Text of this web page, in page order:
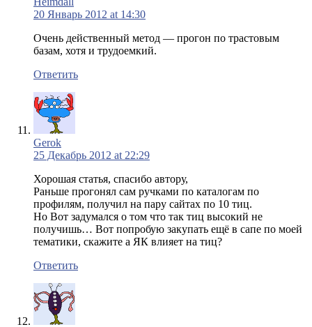
20 Январь 2012 at 14:30
Очень действенный метод — прогон по трастовым
базам, хотя и трудоемкий.
Ответить
Gerok
25 Декабрь 2012 at 22:29
Хорошая статья, спасибо автору,
Раньше прогонял сам ручками по каталогам по
профилям, получил на пару сайтах по 10 тиц.
Но Вот задумался о том что так тиц высокий не
получишь… Вот попробую закупать ещё в сапе по моей
тематики, скажите а ЯК влияет на тиц?
Ответить